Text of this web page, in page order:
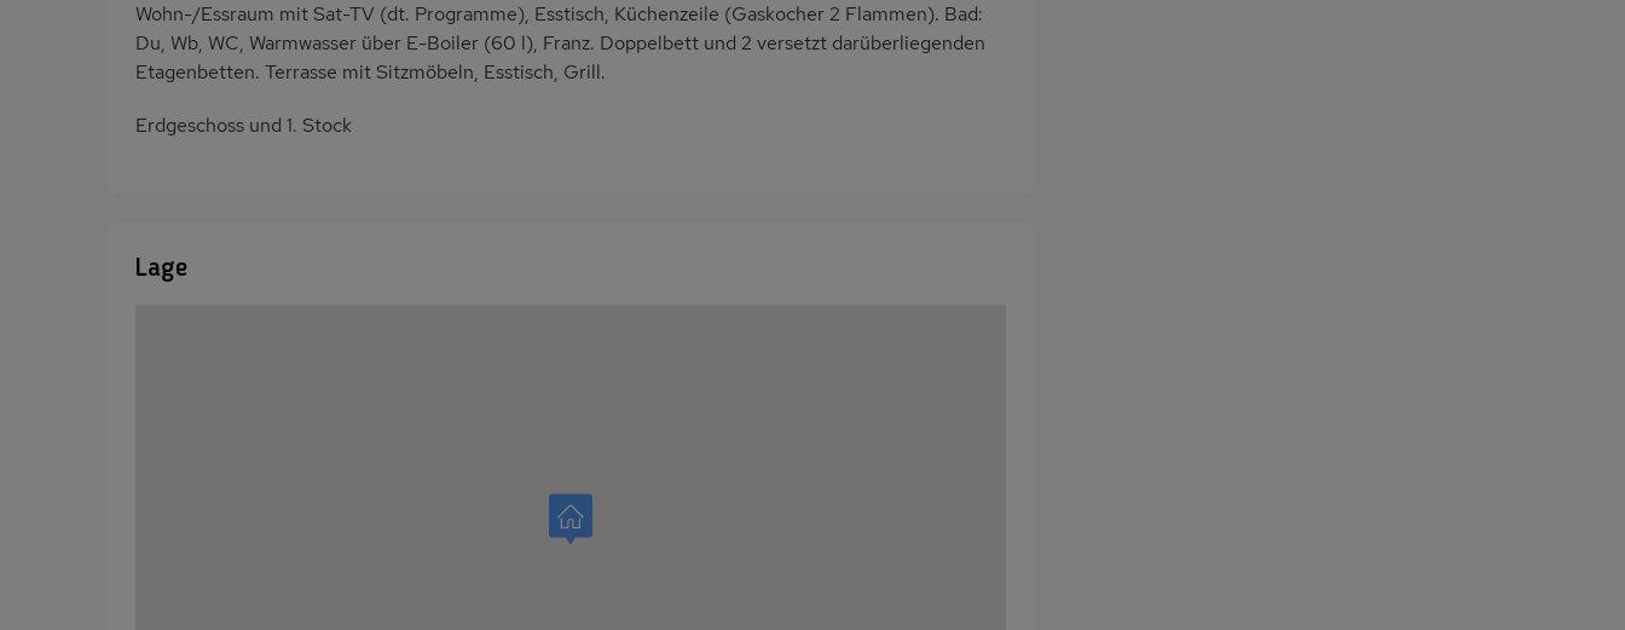
Wohn-/Essraum mit Sat-TV (dt. Programme), Esstisch, Küchenzeile (Gaskocher 2 Flammen). Bad:
Du, Wb, WC, Warmwasser über E-Boiler (60 l), Franz. Doppelbett und 2 versetzt darüberliegenden
Etagenbetten. Terrasse mit Sitzmöbeln, Esstisch, Grill.
Erdgeschoss und 1. Stock
Lage